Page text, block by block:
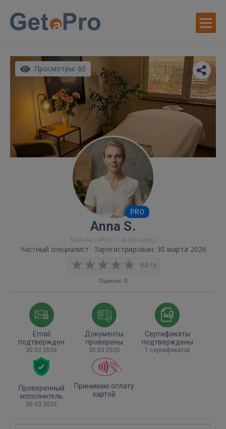
Просмотры: 60
PRO
Anna S.
Был на сайте: 11 дней назад
Частный специалист · Зарегистрирован: 30 марта 2026
0,0 / 5
Оценок: 0
Email
подтвержден
30.03.2026
Документы
проверены
30.03.2026
Сертификаты
подтверждены
1 сертификатов
Проверенный
исполнитель
30.03.2026
Принимаю оплату
картой